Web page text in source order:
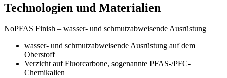
Technologien und Materialien
NoPFAS Finish – wasser- und schmutzabweisende Ausrüstung
wasser- und schmutzabweisende Ausrüstung auf dem
Oberstoff
Verzicht auf Fluorcarbone, sogenannte PFAS-/PFC-
Chemikalien